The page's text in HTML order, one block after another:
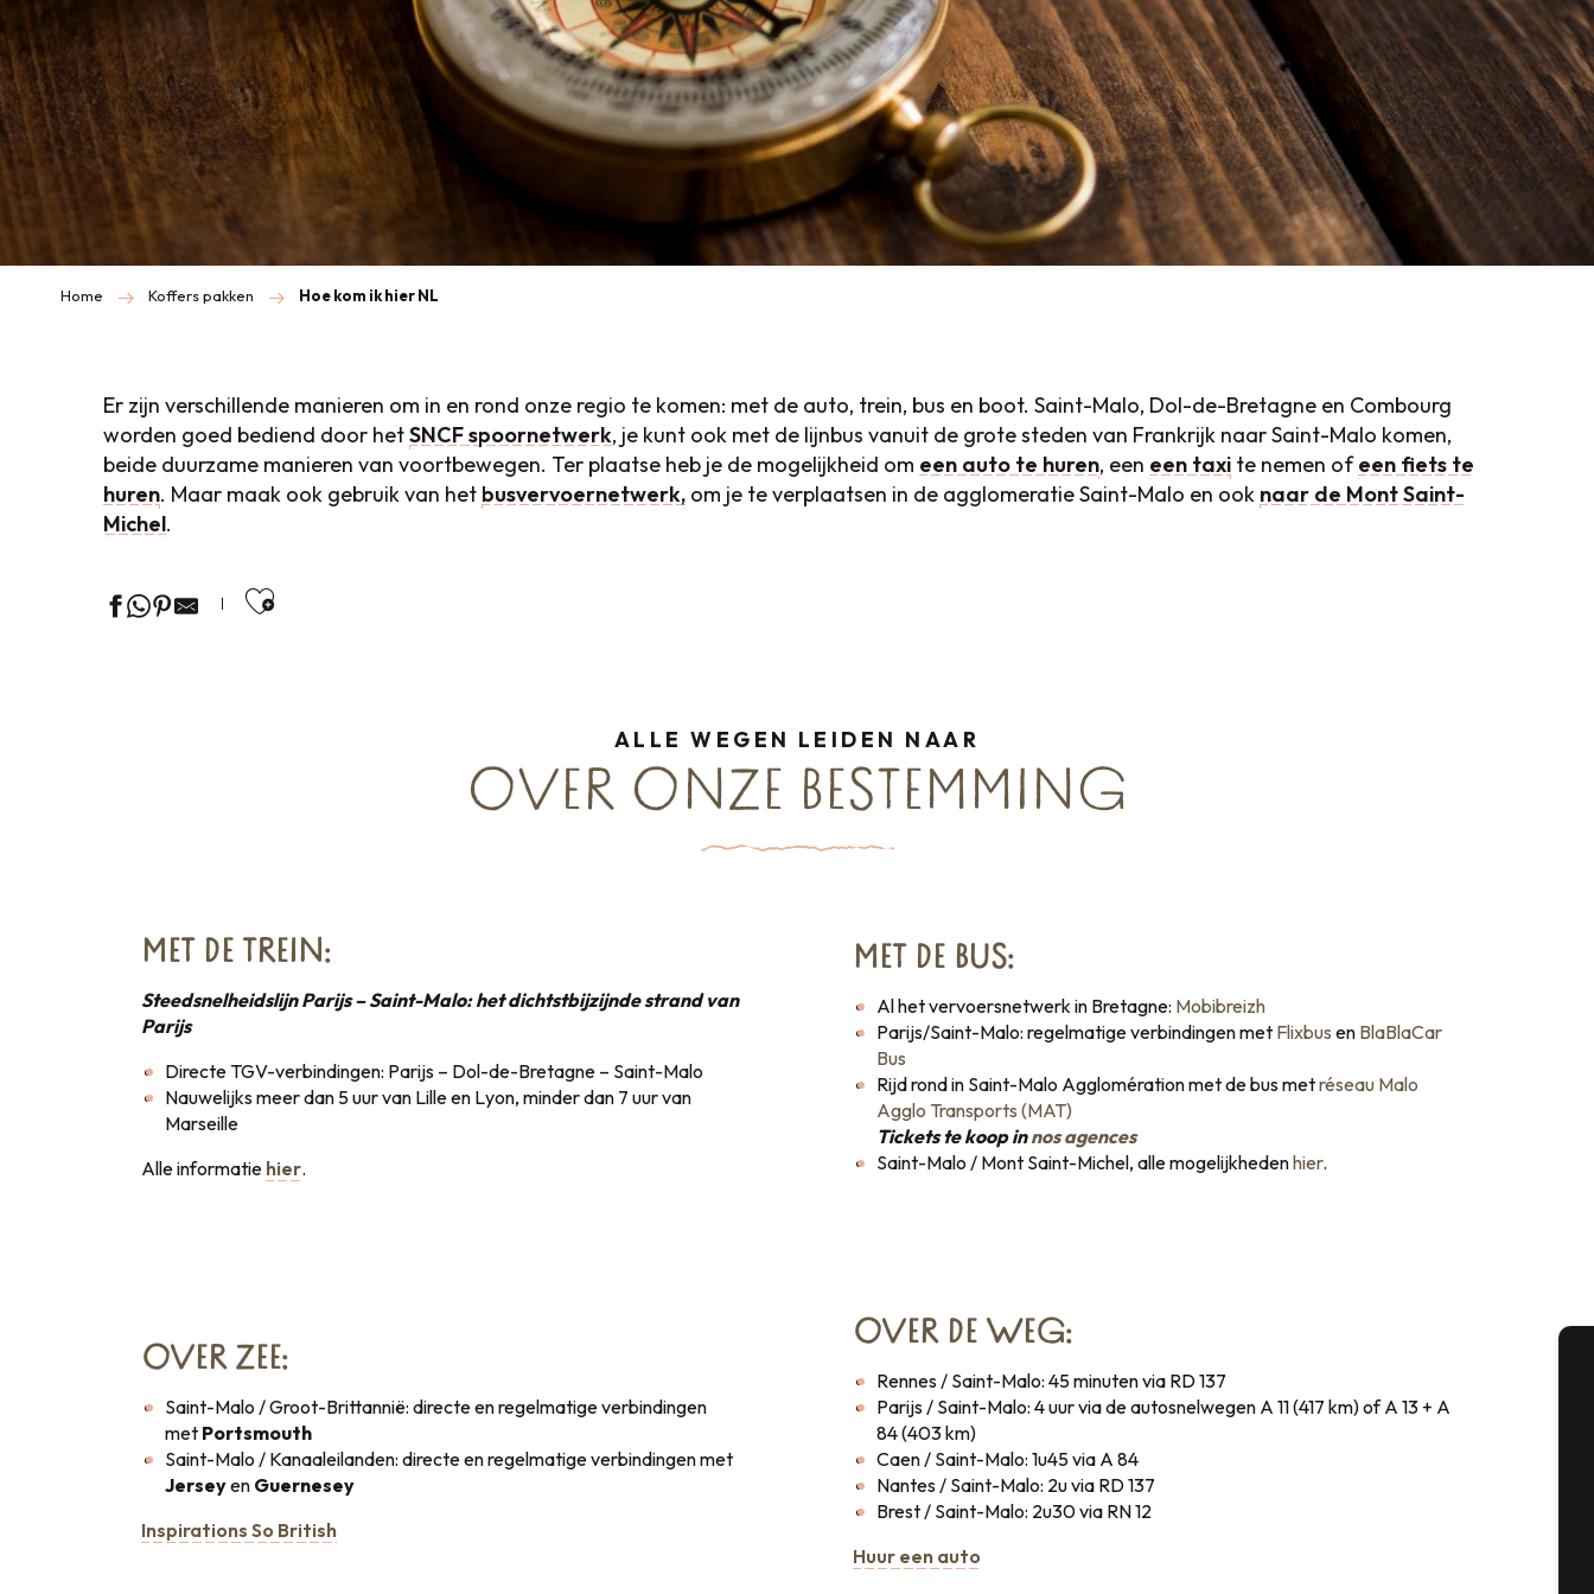
Home Koffers pakken Hoe kom ik hier NL
Er zijn verschillende manieren om in en rond onze regio te komen: met de auto, trein, bus en boot. Saint-Malo, Dol-de-Bretagne en Combourg
worden goed bediend door hetSNCF spoornetwerk, je kunt ook met de lijnbus vanuit de grote steden van Frankrijk naar Saint-Malo komen,
beide duurzame manieren van voortbewegen. Ter plaatse heb je de mogelijkheid om een auto te huren, een een taxi te nemen ofeen fiets te
huren. Maar maak ook gebruik van het busvervoernetwerk, om je te verplaatsen in de agglomeratie Saint-Malo en ook naar de Mont Saint-
Michel.
Ajouter aux favoris
ALLE WEGEN LEIDEN NAAR
OVER ONZE BESTEMMING
MET DE TREIN:
Steedsnelheidslijn Parijs – Saint-Malo: het dichtstbijzijnde strand van
Parijs
Directe TGV-verbindingen: Parijs – Dol-de-Bretagne – Saint-Malo
Nauwelijks meer dan 5 uur van Lille en Lyon, minder dan 7 uur van
Marseille
Alle informatie hier.
MET DE BUS:
Al het vervoersnetwerk in Bretagne: Mobibreizh
Parijs/Saint-Malo: regelmatige verbindingen met Flixbus en BlaBlaCar
Bus
Rijd rond in Saint-Malo Agglomération met de bus metréseau Malo
Agglo Transports (MAT)
Tickets te koop innos agences
Saint-Malo / Mont Saint-Michel, alle mogelijkhedenhier.
OVER ZEE:
Saint-Malo / Groot-Brittannië: directe en regelmatige verbindingen
met Portsmouth
Saint-Malo / Kanaaleilanden: directe en regelmatige verbindingen met
Jerseyen Guernesey
Inspirations So British
OVER DE WEG:
Rennes / Saint-Malo: 45 minuten via RD 137
Parijs / Saint-Malo: 4 uur via de autosnelwegen A 11 (417 km) of A 13 + A
84 (403 km)
Caen / Saint-Malo: 1u45 via A 84
Nantes / Saint-Malo: 2u via RD 137
Brest / Saint-Malo: 2u30 via RN 12
Huur een auto